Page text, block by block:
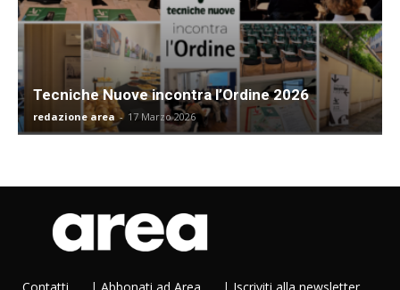
Tecniche Nuove incontra l’Ordine 2026
redazione area - 17 Marzo 2026